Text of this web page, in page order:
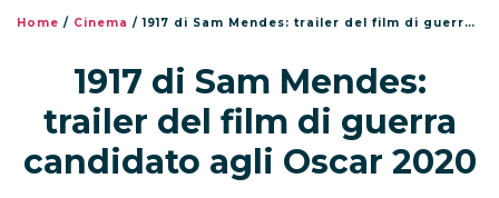
Home / Cinema /1917 di Sam Mendes: trailer del film di guerra candidato agli Oscar 2020
1917 di Sam Mendes:
trailer del film di guerra
candidato agli Oscar 2020